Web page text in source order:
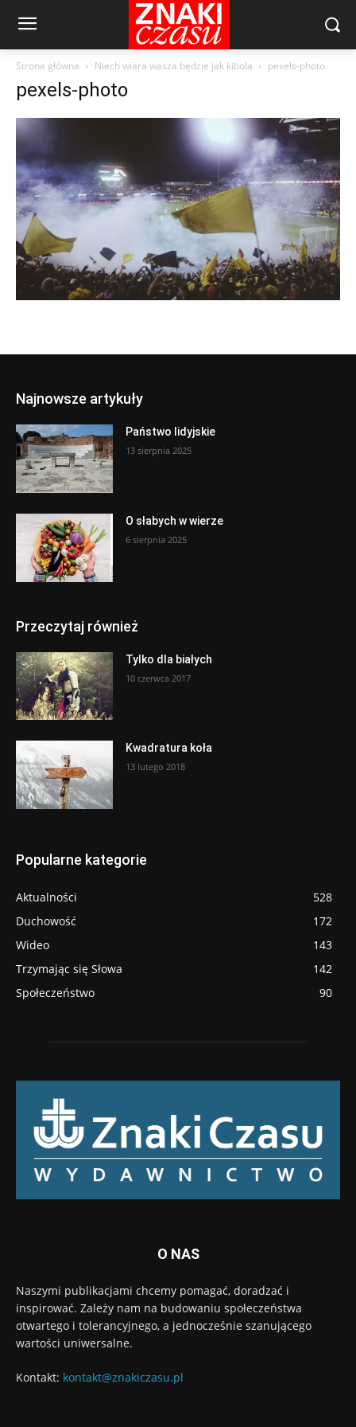
Strona główna Niech wiara wasza będzie jak kibola pexels-photo
pexels-photo
Najnowsze artykuły
Państwo lidyjskie
13 sierpnia 2025
O słabych w wierze
6 sierpnia 2025
Przeczytaj również
Tylko dla białych
10 czerwca 2017
Kwadratura koła
13 lutego 2018
Popularne kategorie
Aktualności
528
Duchowość
172
Wideo
143
Trzymając się Słowa
142
Społeczeństwo
90
O NAS
Naszymi publikacjami chcemy pomagać, doradzać i
inspirować. Zależy nam na budowaniu społeczeństwa
otwartego i tolerancyjnego, a jednocześnie szanującego
wartości uniwersalne.
Kontakt: kontakt@znakiczasu.pl